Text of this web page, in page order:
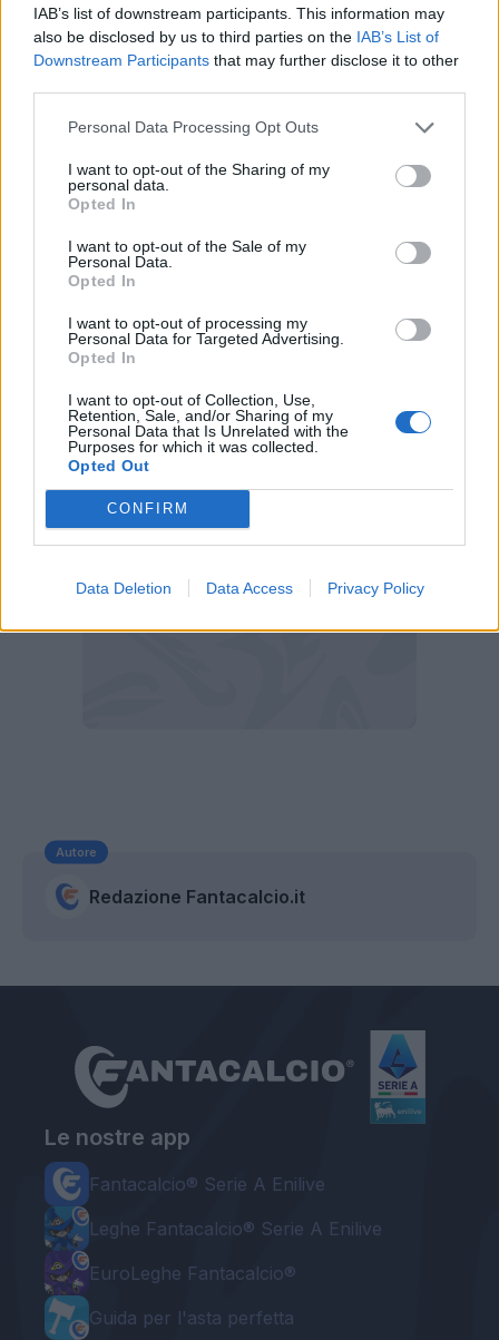
IAB’s list of downstream participants. This information may
also be disclosed by us to third parties on the IAB’s List of
Downstream Participants that may further disclose it to other
Personal Data Processing Opt Outs
I want to opt-out of the Sharing of my
personal data.
Opted In
I want to opt-out of the Sale of my
Personal Data.
Opted In
I want to opt-out of processing my
Personal Data for Targeted Advertising.
Opted In
I want to opt-out of Collection, Use,
Retention, Sale, and/or Sharing of my
Personal Data that Is Unrelated with the
Purposes for which it was collected.
Opted Out
CONFIRM
Data Deletion Data Access Privacy Policy
Conduce: Alessandro De Mattia.
SEGUICI IN LIVE! ATTENZIONE, PERO':
DIAMO PRIORITA' AI NOSTRI SUB
TWITCH
YOUTUBE
Autore
Redazione Fantacalcio.it
Le nostre app
Fantacalcio® Serie A Enilive
Leghe Fantacalcio® Serie A Enilive
EuroLeghe Fantacalcio®
Guida per l'asta perfetta